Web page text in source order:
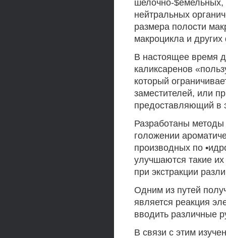
шелочно-
нейтральных
размера полости
макроцикла и
В настоящее время
каликсаренов
который
заместителей, или
предоставляющий в
Разработаны
голожении
производных по
улучшаются такие их
при экстракции
Одним из путей
является реакция
вводить различные
В связи с этим